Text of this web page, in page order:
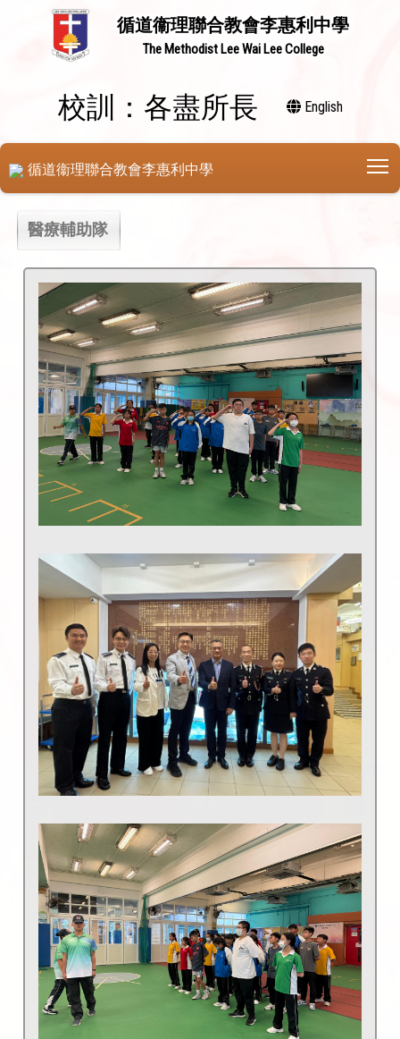
循道衞理聯合教會李惠利中學
The Methodist Lee Wai Lee College
校訓：各盡所長 English
循道衞理聯合教會李惠利中學
醫療輔助隊